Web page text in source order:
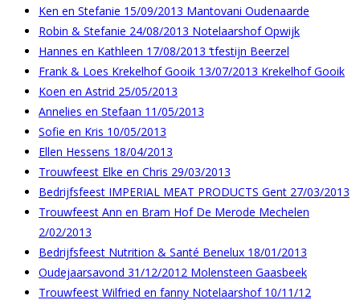
Ken en Stefanie 15/09/2013 Mantovani Oudenaarde
Robin & Stefanie 24/08/2013 Notelaarshof Opwijk
Hannes en Kathleen 17/08/2013 ‘tfestijn Beerzel
Frank & Loes Krekelhof Gooik 13/07/2013 Krekelhof Gooik
Koen en Astrid 25/05/2013
Annelies en Stefaan 11/05/2013
Sofie en Kris 10/05/2013
Ellen Hessens 18/04/2013
Trouwfeest Elke en Chris 29/03/2013
Bedrijfsfeest IMPERIAL MEAT PRODUCTS Gent 27/03/2013
Trouwfeest Ann en Bram Hof De Merode Mechelen
2/02/2013
Bedrijfsfeest Nutrition & Santé Benelux 18/01/2013
Oudejaarsavond 31/12/2012 Molensteen Gaasbeek
Trouwfeest Wilfried en fanny Notelaarshof 10/11/12